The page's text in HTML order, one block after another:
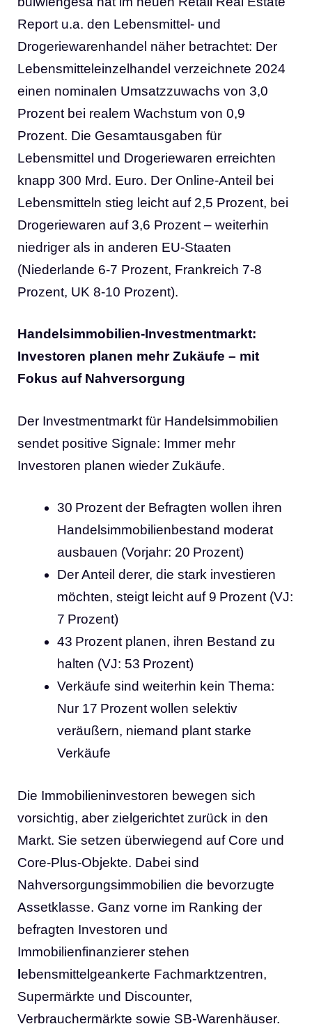
Report u.a. den Lebensmittel- und
Drogeriewarenhandel näher betrachtet: Der
Lebensmitteleinzelhandel verzeichnete 2024
einen nominalen Umsatzzuwachs von 3,0
Prozent bei realem Wachstum von 0,9
Prozent. Die Gesamtausgaben für
Lebensmittel und Drogeriewaren erreichten
knapp 300 Mrd. Euro. Der Online-Anteil bei
Lebensmitteln stieg leicht auf 2,5 Prozent, bei
Drogeriewaren auf 3,6 Prozent – weiterhin
niedriger als in anderen EU-Staaten
(Niederlande 6-7 Prozent, Frankreich 7-8
Prozent, UK 8-10 Prozent).
Handelsimmobilien-Investmentmarkt:
Investoren planen mehr Zukäufe – mit
Fokus auf Nahversorgung
Der Investmentmarkt für Handelsimmobilien
sendet positive Signale: Immer mehr
Investoren planen wieder Zukäufe.
30 Prozent der Befragten wollen ihren
Handelsimmobilienbestand moderat
ausbauen (Vorjahr: 20 Prozent)
Der Anteil derer, die stark investieren
möchten, steigt leicht auf 9 Prozent (VJ:
7 Prozent)
43 Prozent planen, ihren Bestand zu
halten (VJ: 53 Prozent)
Verkäufe sind weiterhin kein Thema:
Nur 17 Prozent wollen selektiv
veräußern, niemand plant starke
Verkäufe
Die Immobilieninvestoren bewegen sich
vorsichtig, aber zielgerichtet zurück in den
Markt. Sie setzen überwiegend auf Core und
Core-Plus-Objekte. Dabei sind
Nahversorgungsimmobilien die bevorzugte
Assetklasse. Ganz vorne im Ranking der
befragten Investoren und
Immobilienfinanzierer stehen
lebensmittelgeankerte Fachmarktzentren,
Supermärkte und Discounter,
Verbrauchermärkte sowie SB-Warenhäuser.